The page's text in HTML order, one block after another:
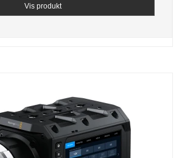
Vis produkt